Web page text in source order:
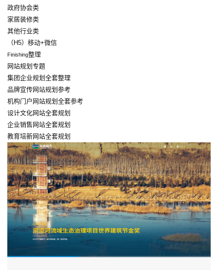
政府协会类
家居装修类
其他行业类
（H5）移动+微信
Finishing整理
网站规划专题
集团企业规划全套整理
品牌宣传网站规划参考
机构门户网站规划全套参考
设计文化网站全套规划
企业销售网站全套规划
教育培新网站全套规划